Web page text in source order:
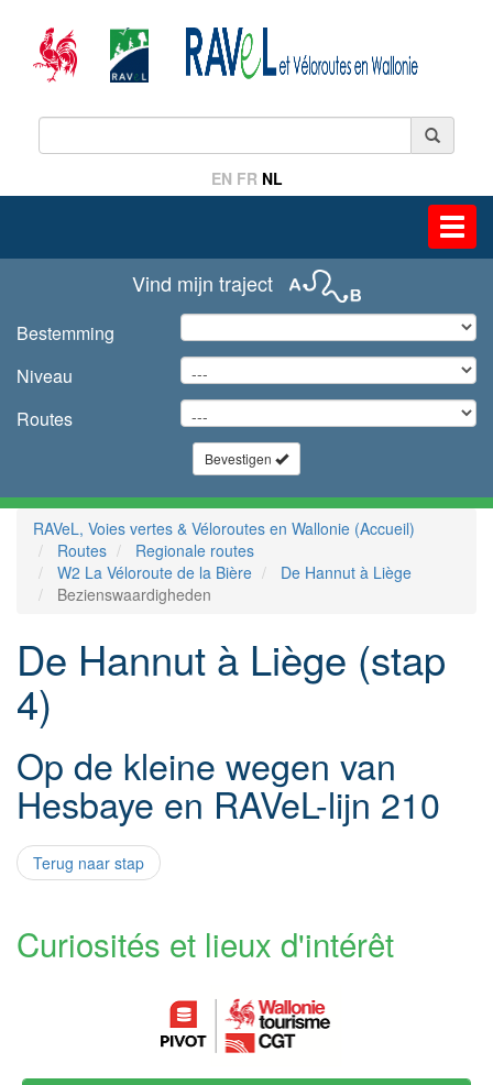
EN FR NL
Vind mijn traject
Bestemming
Niveau
Routes
Bevestigen
RAVeL, Voies vertes & Véloroutes en Wallonie (Accueil)
Routes
Regionale routes
W2 La Véloroute de la Bière
De Hannut à Liège
Bezienswaardigheden
De Hannut à Liège (stap
4)
Op de kleine wegen van
Hesbaye en RAVeL-lijn 210
Terug naar stap
Curiosités et lieux d'intérêt